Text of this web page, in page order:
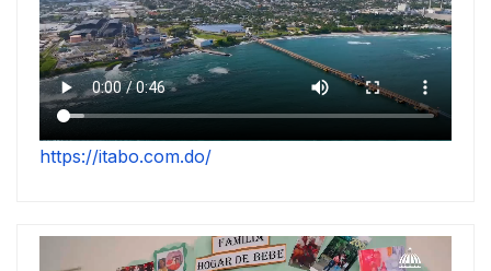
https://itabo.com.do/